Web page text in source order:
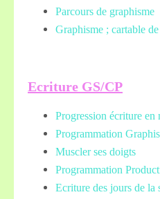
Parcours de graphisme
Graphisme ; cartable
Ecriture GS/CP
Progression écriture en
Programmation
Muscler ses doigts
Programmation
Ecriture des jours de la